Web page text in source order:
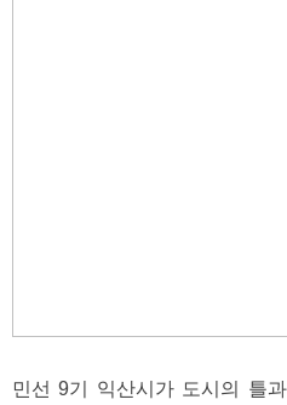
민선 9기 익산시가 도시의 틀